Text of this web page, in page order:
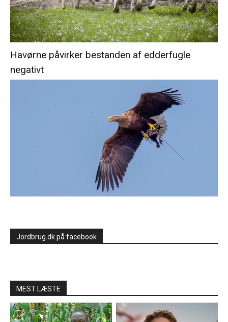
Havørne påvirker bestanden af edderfugle
negativt
Jordbrug.dk på facebook
MEST LÆSTE